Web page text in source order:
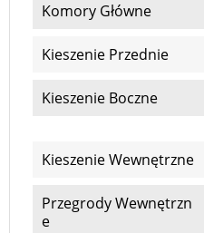
Komory Główne
Kieszenie Przednie
Kieszenie Boczne
Kieszenie Wewnętrzne
Przegrody Wewnętrzn
E